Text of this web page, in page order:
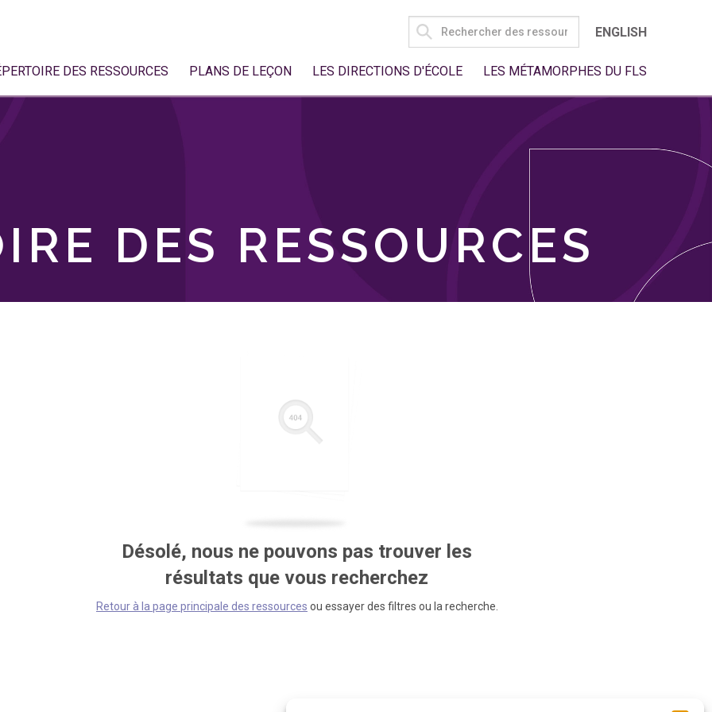
SEARCH
FOR:
ENGLISH
DES RESSOURCES PLANS DE LEÇON LES DIRECTIONS D'ÉCOLE LES MÉTAMORPHES DU FLS
DES RESSOURCES
Désolé, nous ne pouvons pas trouver les
résultats que vous recherchez
Retour à la page principale des ressources ou essayer des filtres ou la recherche.